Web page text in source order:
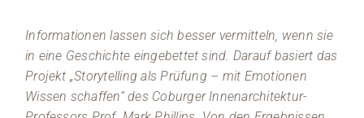
Medien
Stellenangebote
Informationen lassen sich besser vermitteln, wenn sie
in eine Geschichte eingebettet sind. Darauf basiert das
Projekt „Storytelling als Prüfung – mit Emotionen
Wissen schaffen“ des Coburger Innenarchitektur-